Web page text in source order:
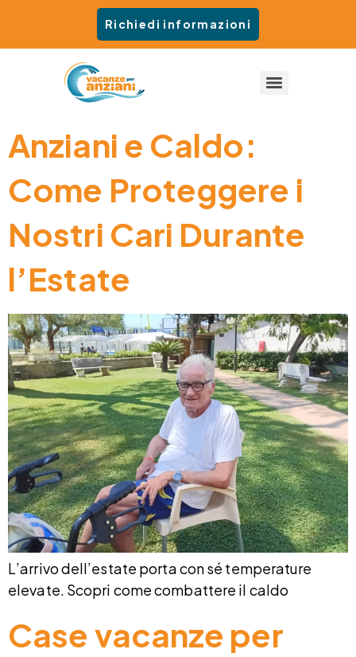
Richiedi informazioni
Anziani e Caldo:
Come Proteggere i
Nostri Cari Durante
l’Estate
L’arrivo dell’estate porta con sé temperature
elevate. Scopri come combattere il caldo
Case vacanze per